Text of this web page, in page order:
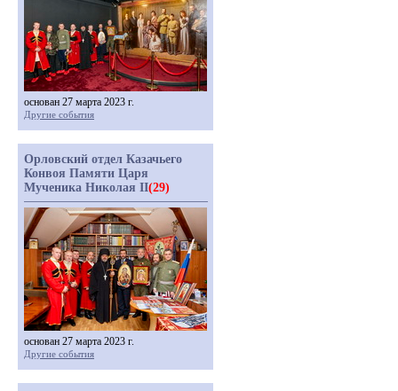
основан 27 марта 2023 г.
Другие события
Орловский отдел Казачьего
Конвоя Памяти Царя
Мученика Николая II(29)
основан 27 марта 2023 г.
Другие события